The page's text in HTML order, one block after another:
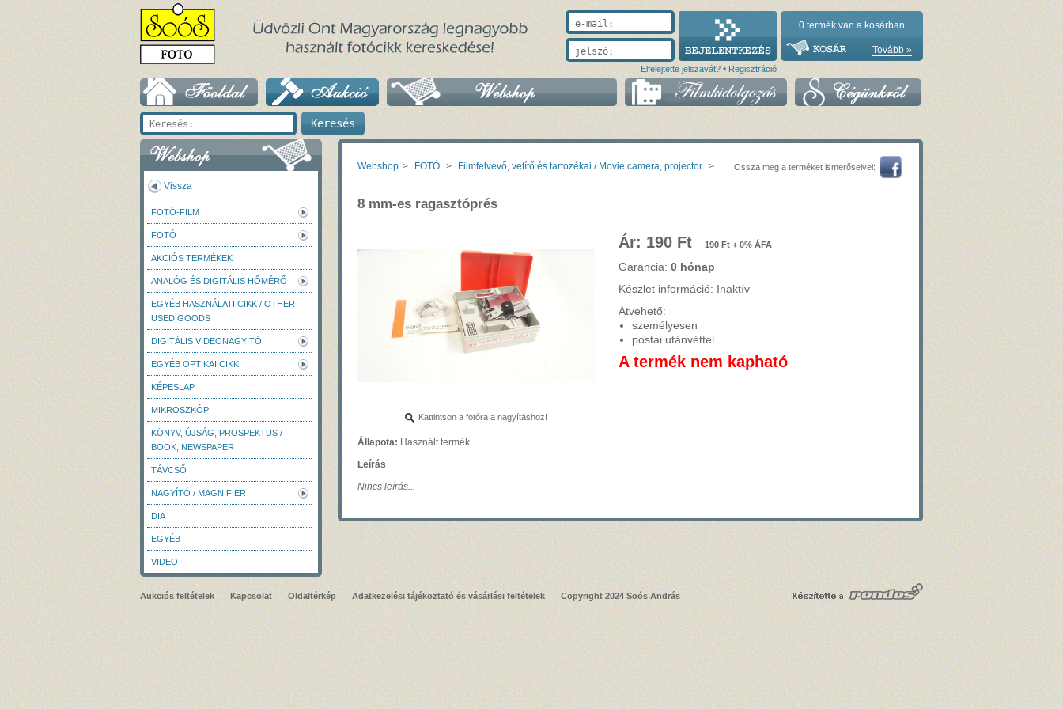
0 termék van a kosárban
Tovább »
e-mail:
jelszó:
Elfelejtette jelszavát?• Regisztráció
Vissza
FOTÓ-FILM
FOTÓ
AKCIÓS TERMÉKEK
ANALÓG ÉS DIGITÁLIS HŐMÉRŐ
EGYÉB HASZNÁLATI CIKK / OTHER
USED GOODS
DIGITÁLIS VIDEONAGYÍTÓ
EGYÉB OPTIKAI CIKK
KÉPESLAP
MIKROSZKÓP
KÖNYV, ÚJSÁG, PROSPEKTUS /
BOOK, NEWSPAPER
TÁVCSŐ
NAGYÍTÓ / MAGNIFIER
DIA
EGYÉB
VIDEO
Ossza meg a terméket ismerőseivel:
Webshop > FOTÓ > Filmfelvevő, vetítő és tartozékai / Movie camera, projector >
8 mm-es ragasztóprés
Kattintson a fotóra a nagyításhoz!
Ár: 190 Ft 190 Ft + 0% ÁFA
Garancia: 0 hónap
Készlet információ: Inaktív
Átvehető:
személyesen
postai utánvéttel
A termék nem kapható
Állapota: Használt termék
Leírás
Nincs leírás...
Aukciós feltételek Kapcsolat Oldaltérkép Adatkezelési tájékoztató és vásárlási feltételek Copyright 2024 Soós András